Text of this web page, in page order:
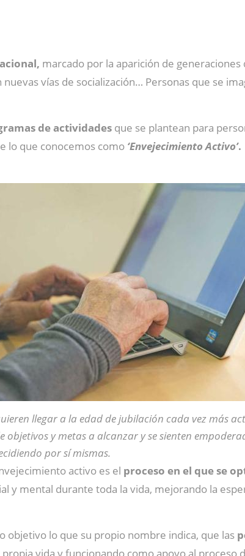
marcado por la aparición de
vías de socialización… Personas que se
de actividades que se plantean para
lo que conocemos como ‘Envejecimiento Activo’.
llegar a la edad de jubilación cada vez más
objetivos y metas a alcanzar y se sienten
por sí mismas.
activo es el proceso en el que se
y mental durante toda la vida, mejorando la
objetivo lo que su propio nombre indica, que las